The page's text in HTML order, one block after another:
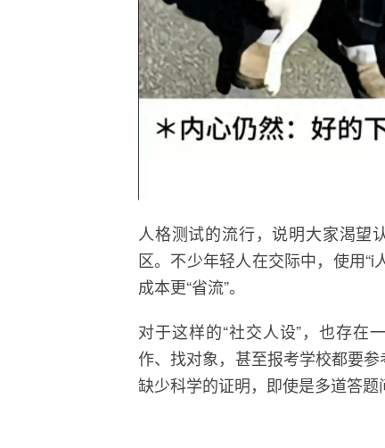
人格测试的流行，说明大家渴望
区。不少年轻人在交际中，使用“i
成本更“省流”。
对于这样的“社交人设”，也存在
作、找对象，甚至报考学校都要
缺少科学的证明，即使是多道答题